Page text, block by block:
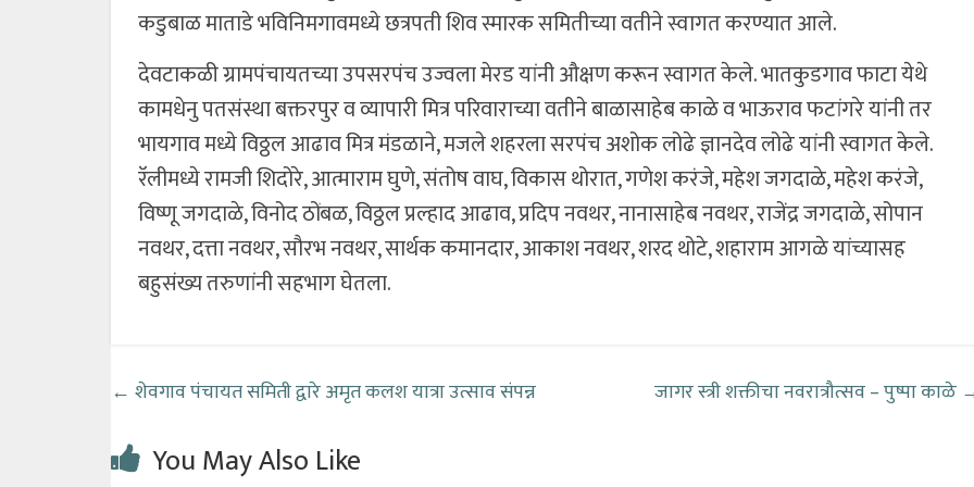
कडुबाळ माताडे भविनिमगावमध्ये छत्रपती शिव स्मारक समितीच्या वतीने स्वागत करण्यात आले.
देवटाकळी ग्रामपंचायतच्या उपसरपंच उज्वला मेरड यांनी औक्षण करून स्वागत केले. भातकुडगाव फाटा येथे
कामधेनु पतसंस्था बक्तरपुर व व्यापारी मित्र परिवाराच्या वतीने बाळासाहेब काळे व भाऊराव फटांगरे यांनी तर
भायगाव मध्ये विठ्ठल आढाव मित्र मंडळाने, मजले शहरला सरपंच अशोक लोढे ज्ञानदेव लोढे यांनी स्वागत केले.
रॅलीमध्ये रामजी शिदोरे, आत्माराम घुणे, संतोष वाघ, विकास थोरात, गणेश करंजे, महेश जगदाळे, महेश करंजे,
विष्णू जगदाळे, विनोद ठोंबळ, विठ्ठल प्रल्हाद आढाव, प्रदिप नवथर, नानासाहेब नवथर, राजेंद्र जगदाळे, सोपान
नवथर, दत्ता नवथर, सौरभ नवथर, सार्थक कमानदार, आकाश नवथर, शरद थोटे, शहाराम आगळे यांच्यासह
बहुसंख्य तरुणांनी सहभाग घेतला.
← शेवगाव पंचायत समिती द्वारे अमृत कलश यात्रा उत्साव संपन्न जागर स्त्री शक्तीचा नवरात्रौत्सव – पुष्पा काळे
You May Also Like